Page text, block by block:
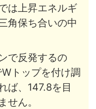
は上昇エネルギ
角保ち合いの中
で反発するの
トップを付け調
ば、147.8を目
せん。